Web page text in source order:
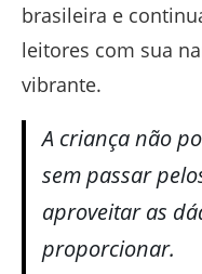
brasileira e
leitores com sua
vibrante.
A criança não
sem passar
aproveitar as
proporcionar.